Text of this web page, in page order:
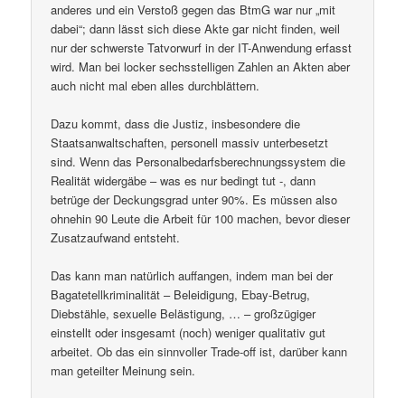
anderes und ein Verstoß gegen das BtmG war nur „mit
dabei“; dann lässt sich diese Akte gar nicht finden, weil
nur der schwerste Tatvorwurf in der IT-Anwendung erfasst
wird. Man bei locker sechsstelligen Zahlen an Akten aber
auch nicht mal eben alles durchblättern.
Dazu kommt, dass die Justiz, insbesondere die
Staatsanwaltschaften, personell massiv unterbesetzt
sind. Wenn das Personalbedarfsberechnungssystem die
Realität widergäbe – was es nur bedingt tut -, dann
betrüge der Deckungsgrad unter 90%. Es müssen also
ohnehin 90 Leute die Arbeit für 100 machen, bevor dieser
Zusatzaufwand entsteht.
Das kann man natürlich auffangen, indem man bei der
Bagatetellkriminalität – Beleidigung, Ebay-Betrug,
Diebstähle, sexuelle Belästigung, … – großzügiger
einstellt oder insgesamt (noch) weniger qualitativ gut
arbeitet. Ob das ein sinnvoller Trade-off ist, darüber kann
man geteilter Meinung sein.